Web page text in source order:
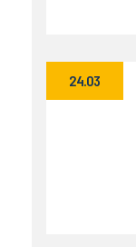
24.03